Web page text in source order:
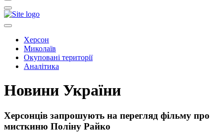
Херсон
Миколаїв
Окуповані території
Аналітика
Новини України
Херсонців запрошують на перегляд фільму про
мисткиню Поліну Райко